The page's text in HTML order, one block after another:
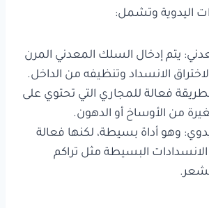
يتم إدخال السلك المعدني المرن
الانسداد وتنظيفه من الداخل.
فعالة للمجاري التي تحتوي على
من الأوساخ أو الدهون.
وهو أداة بسيطة، لكنها فعالة
البسيطة مثل تراكم